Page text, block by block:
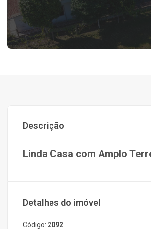
Descrição
Linda Casa com Amplo
Detalhes do imóvel
Código: 2092